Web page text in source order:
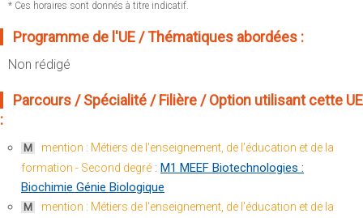
Sportives)
UFR FS (Chimie, Mathématique, Physique)
Informatique (Département Composante)
Fermer
Intranet des personnels
Moodle
Messagerie
Stage et emploi
Portefeuille d'Expériences et
de Compétences
* Ces horaires sont donnés à titre indicatif.
Programme de l'UE / Thématiques abordées :
Non rédigé
Parcours / Spécialité / Filière / Option utilisant cette UE
:
M
mention : Métiers de l'enseignement, de l'éducation et de la
formation - Second degré : M1 MEEF Biotechnologies :
Biochimie Génie Biologique
M
mention : Métiers de l'enseignement, de l'éducation et de la